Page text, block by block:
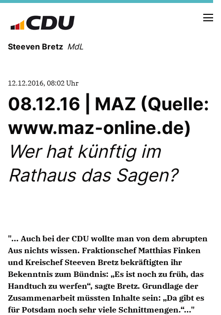
Steeven Bretz MdL
VITA
WAHLKREISBESUCHE
PRESSEFOTOS
MEIN BÜRGERBÜRO
Kleine Anfragen
CDU Deutschland
CDU Fraktion im Brandenburger Landtag
CDU Brandenburg
CDU Potsdam
12.12.2016, 08:02 Uhr
08.12.16 | MAZ (Quelle:
www.maz-online.de)
Wer hat künftig im
Rathaus das Sagen?
"... Auch bei der CDU wollte man von dem abrupten
Aus nichts wissen. Fraktionschef Matthias Finken
und Kreischef Steeven Bretz bekräftigten ihr
Bekenntnis zum Bündnis: „Es ist noch zu früh, das
Handtuch zu werfen“, sagte Bretz. Grundlage der
Zusammenarbeit müssten Inhalte sein: „Da gibt es
für Potsdam noch sehr viele Schnittmengen.“..."